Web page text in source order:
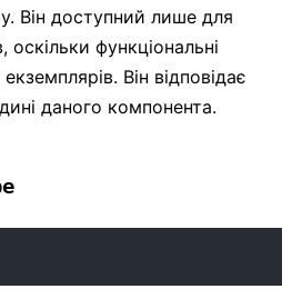
Він доступний лише для
функціональні
Він відповідає
даного компонента.